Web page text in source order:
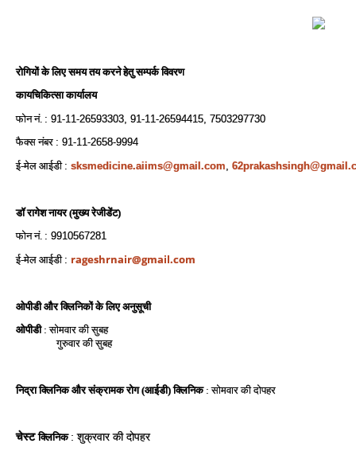
रोगियों के लिए समय तय करने हेतु सम्पर्क विवरण
कायचिकित्सा कार्यालय
फोन नं. : 91-11-26593303, 91-11-26594415, 7503297730
फैक्‍स नंबर : 91-11-2658-9994
ई-मेल आईडी : sksmedicine.aiims@gmail.com
डॉ रागेश नायर (मुख्य रेजीडेंट)
फोन नं. : 9910567281
ई-मेल आईडी : rageshrnair@gmail.com
ओपीडी और क्लिनिकों के लिए अनुसूची
ओपीडी: सोमवार की सुबह
गुरुवार की सुबह
निद्रा क्लिनिक और संक्रामक रोग (आईडी) क्लिनिक : सोमवार की दोपहर
चेस्टक्लिनिक : शुक्रवार की दोपहर